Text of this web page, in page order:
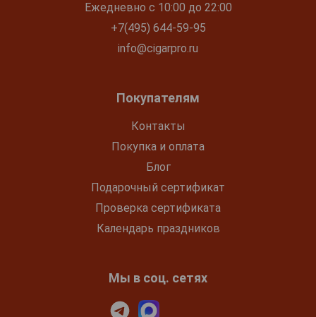
Ежедневно с 10:00 до 22:00
+7(495) 644-59-95
info@cigarpro.ru
Покупателям
Контакты
Покупка и оплата
Блог
Подарочный сертификат
Проверка сертификата
Календарь праздников
Мы в соц. сетях